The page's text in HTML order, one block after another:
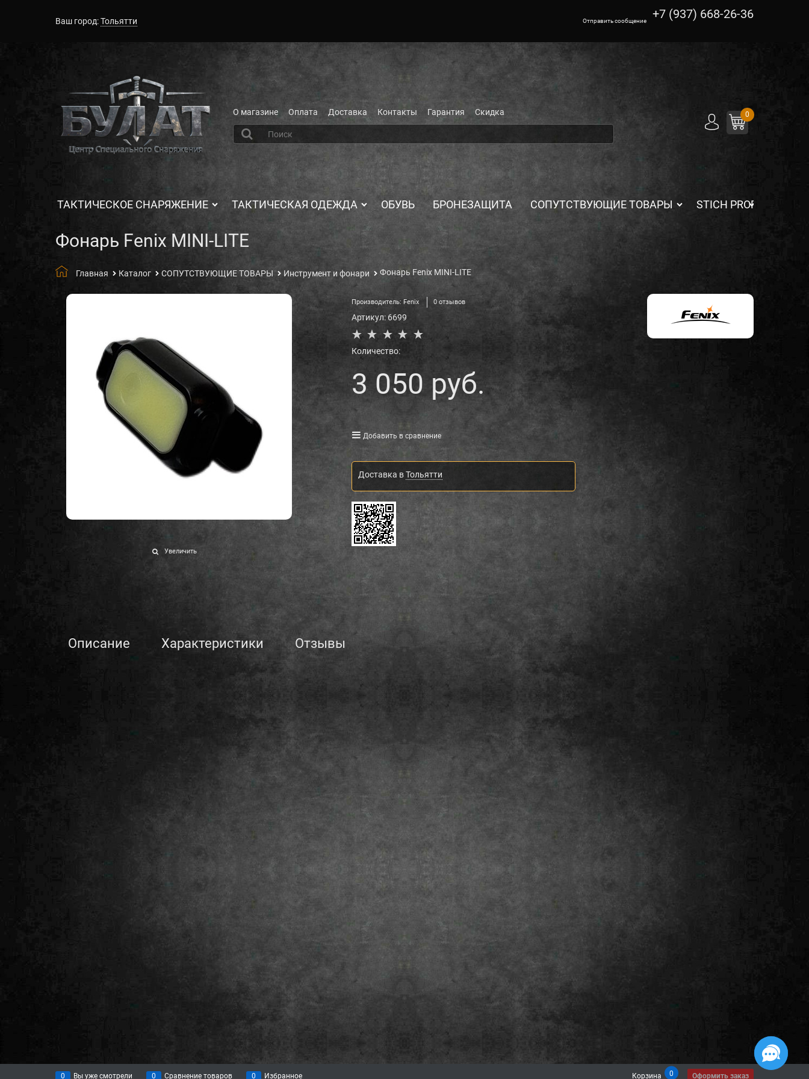
Ваш город:Тольятти Отправить сообщение +7 (937) 668-26-36
О магазине Оплата Доставка Контакты Гарантия Скидка 0
ТАКТИЧЕСКОЕ СНАРЯЖЕНИЕ ТАКТИЧЕСКАЯ ОДЕЖДА ОБУВЬ БРОНЕЗАЩИТА СОПУТСТВУЮЩИЕ ТОВАРЫ STICH PROFI
Фонарь Fenix MINI-LITE
Главная Каталог СОПУТСТВУЮЩИЕ ТОВАРЫ Инструмент и фонари Фонарь Fenix MINI-LITE
Увеличить
Производитель: Fenix 0 отзывов
Артикул: 6699
Количество:
3 050 руб.
Добавить в сравнение
Доставка вТольятти
Описание Характеристики Отзывы
0 Вы уже смотрели 0 Сравнение товаров 0 Избранное Корзина 0 Оформить заказ